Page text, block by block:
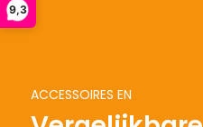
9,3
ACCESSOIRES EN